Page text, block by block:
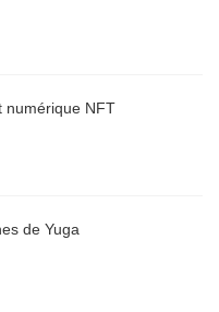
numérique NFT
de Yuga